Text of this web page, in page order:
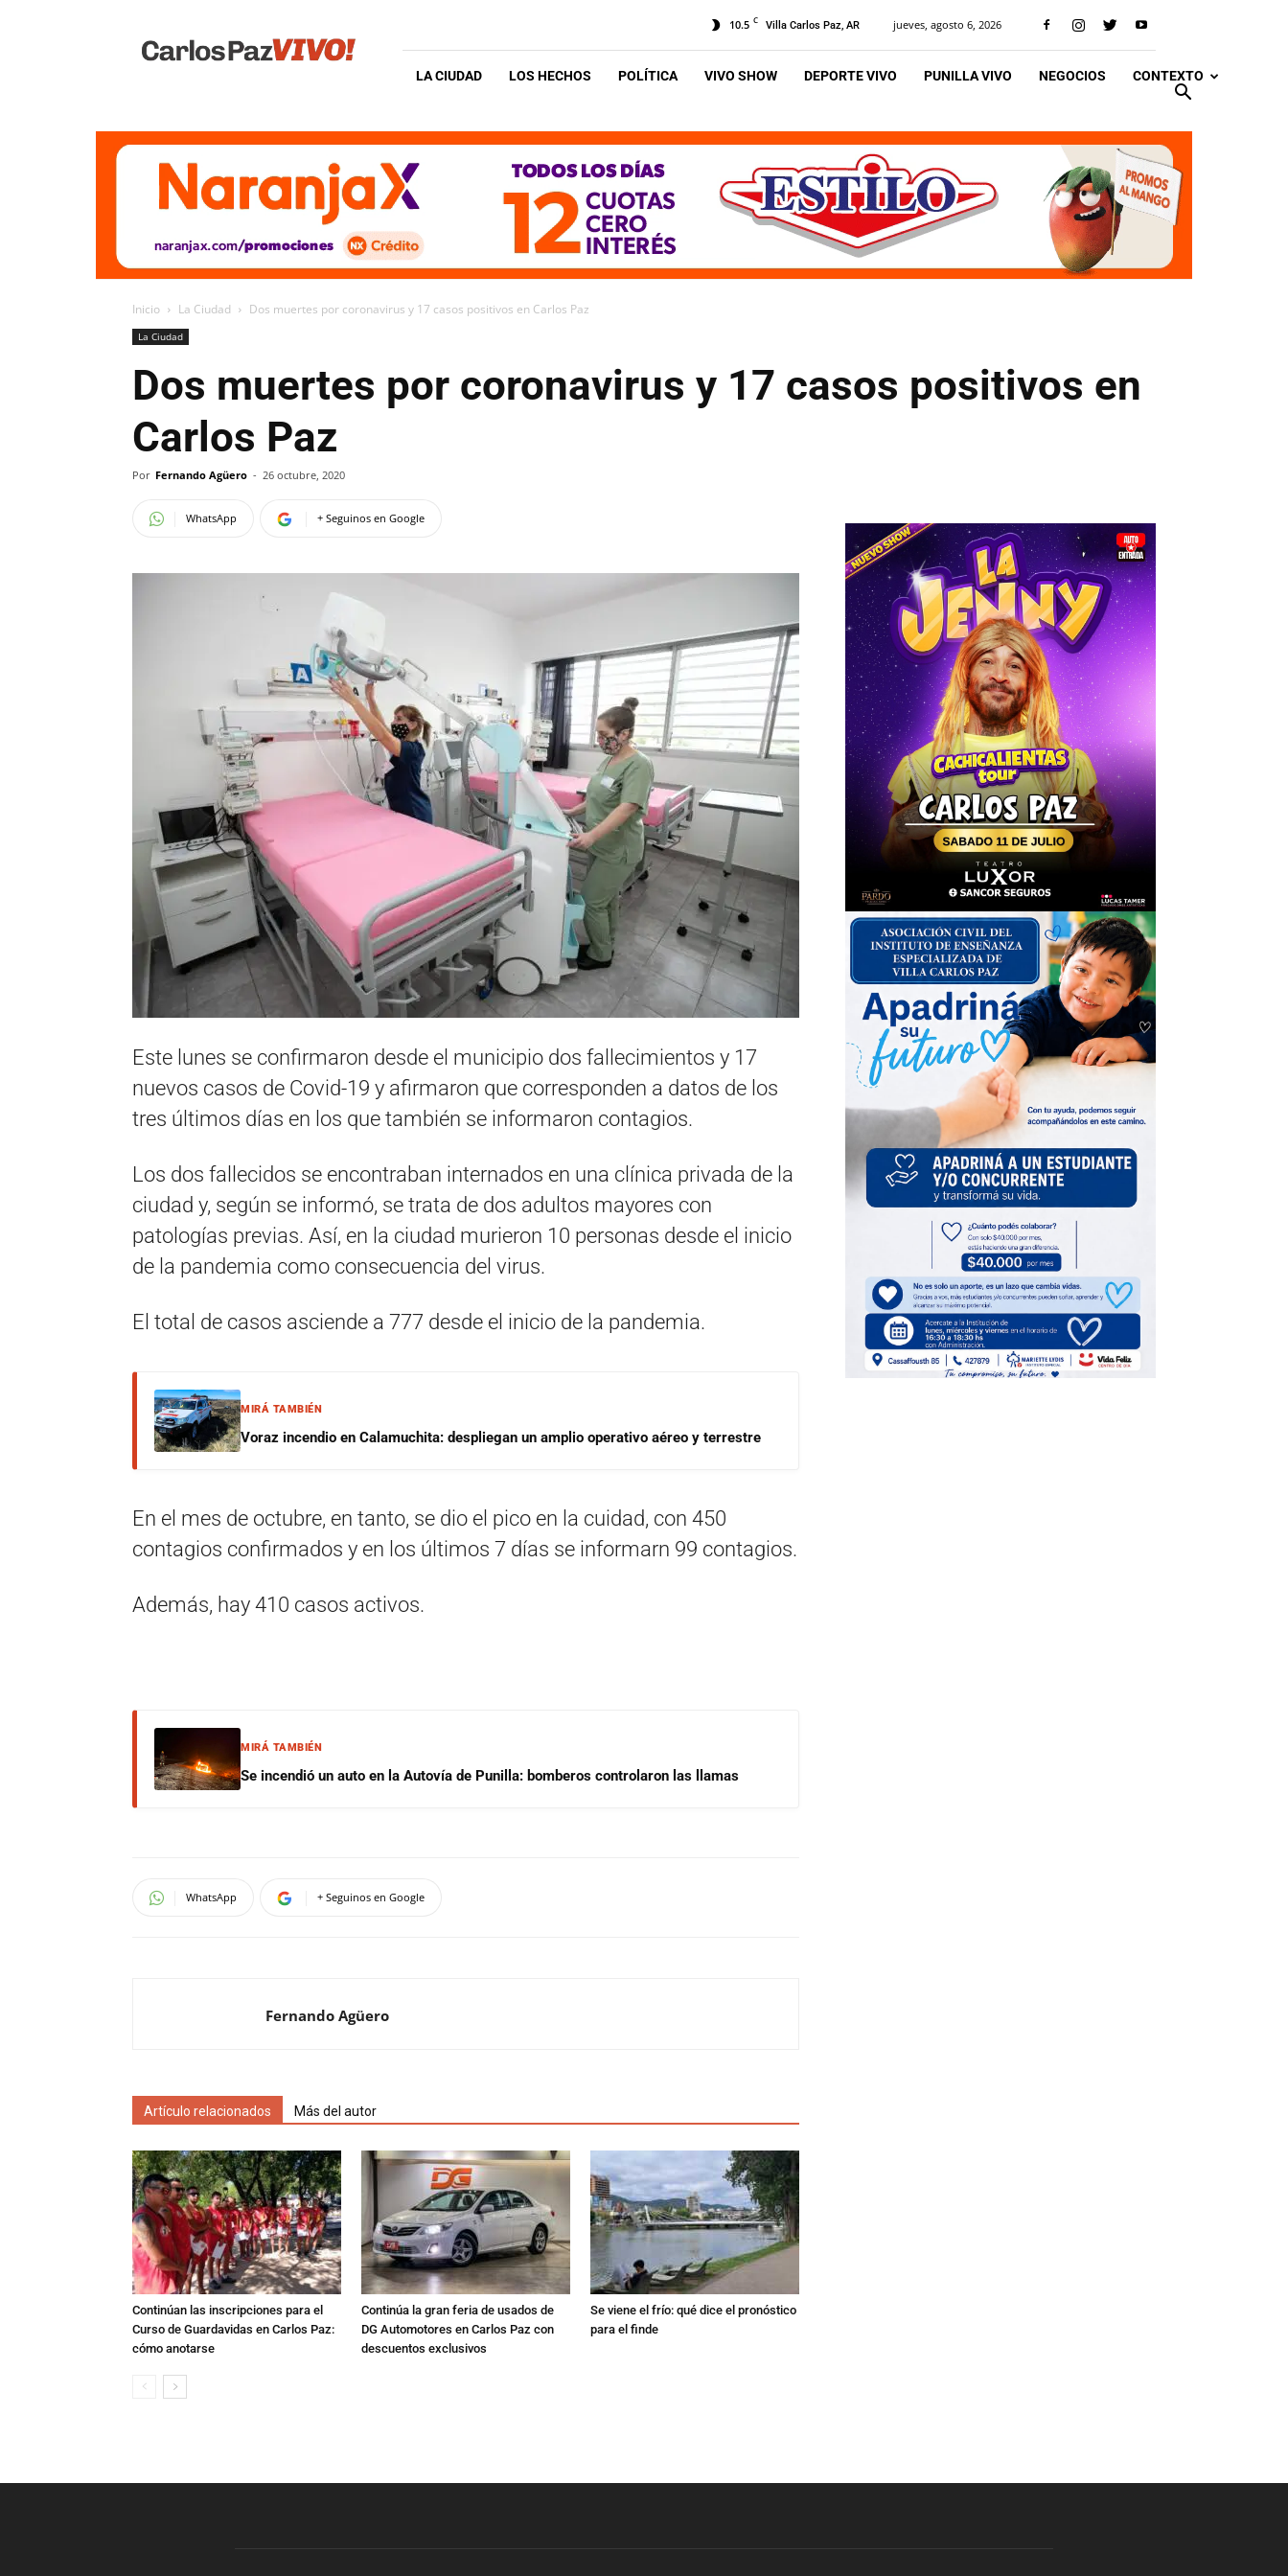
Vivo
10.5 C Villa Carlos Paz, AR jueves, agosto 6, 2026
LA CIUDAD LOS HECHOS POLÍTICA VIVO SHOW DEPORTE VIVO PUNILLA VIVO NEGOCIOS CONTEXTO
Inicio La Ciudad Dos muertes por coronavirus y 17 casos positivos en Carlos Paz
La Ciudad
Dos muertes por coronavirus y 17 casos positivos en
Carlos Paz
Por Fernando Agüero - 26 octubre, 2020
WhatsApp + Seguinos en Google
Este lunes se confirmaron desde el municipio dos fallecimientos y 17
nuevos casos de Covid-19 y afirmaron que corresponden a datos de los
tres últimos días en los que también se informaron contagios.
Los dos fallecidos se encontraban internados en una clínica privada de la
ciudad y, según se informó, se trata de dos adultos mayores con
patologías previas. Así, en la ciudad murieron 10 personas desde el inicio
de la pandemia como consecuencia del virus.
El total de casos asciende a 777 desde el inicio de la pandemia.
MIRÁ TAMBIÉN
Voraz incendio en Calamuchita: despliegan un amplio operativo aéreo y terrestre
En el mes de octubre, en tanto, se dio el pico en la cuidad, con 450
contagios confirmados y en los últimos 7 días se informarn 99 contagios.
Además, hay 410 casos activos.
MIRÁ TAMBIÉN
Se incendió un auto en la Autovía de Punilla: bomberos controlaron las llamas
WhatsApp + Seguinos en Google
Fernando Agüero
Artículo relacionados Más del autor
Continúan las inscripciones para el
Curso de Guardavidas en Carlos Paz:
cómo anotarse
Continúa la gran feria de usados de
DG Automotores en Carlos Paz con
descuentos exclusivos
Se viene el frío: qué dice el pronóstico
para el finde